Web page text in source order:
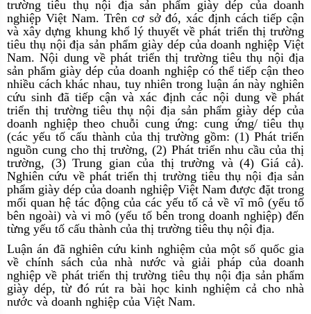
trường tiêu thụ nội địa sản phẩm giày dép của doanh
nghiệp Việt Nam. Trên cơ sở đó, xác định cách tiếp cận
và xây dựng khung khổ lý thuyết về phát triển thị trường
tiêu thụ nội địa sản phẩm giày dép của doanh nghiệp Việt
Nam. Nội dung về phát triển thị trường tiêu thụ nội địa
sản phẩm giày dép của doanh nghiệp có thể tiếp cận theo
nhiều cách khác nhau, tuy nhiên trong luận án này nghiên
cứu sinh đã tiếp cận và xác định các nội dung về phát
triển thị trường tiêu thụ nội địa sản phẩm giày dép của
doanh nghiệp theo chuỗi cung ứng: cung ứng/ tiêu thụ
(các yếu tố cấu thành của thị trường gồm: (1) Phát triển
nguồn cung cho thị trường, (2) Phát triển nhu cầu của thị
trường, (3) Trung gian của thị trường và (4) Giá cả).
Nghiên cứu về phát triển thị trường tiêu thụ nội địa sản
phẩm giày dép của doanh nghiệp Việt Nam được đặt trong
mối quan hệ tác động của các yếu tố cả về vĩ mô (yếu tố
bên ngoài) và vi mô (yếu tố bên trong doanh nghiệp) đến
từng yếu tố cấu thành của thị trường tiêu thụ nội địa.
Luận án đã nghiên cứu kinh nghiệm của một số quốc gia
về chính sách của nhà nước và giải pháp của doanh
nghiệp về phát triển thị trường tiêu thụ nội địa sản phẩm
giày dép, từ đó rút ra bài học kinh nghiệm cả cho nhà
nước và doanh nghiệp của Việt Nam.